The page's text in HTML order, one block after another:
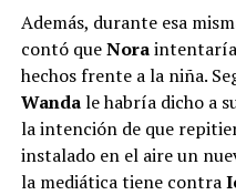
Además, durante esa
contó queNora
hechos frente a la niña.
Wandale habría dicho a
la intención de que
instalado en el aire un
la mediática tiene contra